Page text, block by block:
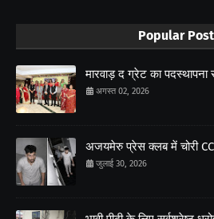
Popular
मारवाड़ द ग्रेट का पदस्थापना
अगस्त 02, 2026
अजयमेरु प्रेस क्लब में चोरी
जुलाई 30, 2026